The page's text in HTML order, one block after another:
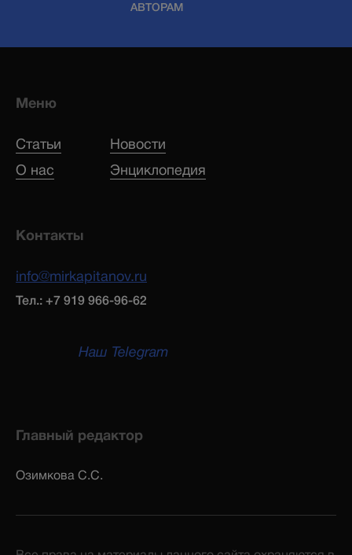
АВТОРАМ
Меню
Статьи
Новости
О нас
Энциклопедия
Контакты
info@mirkapitanov.ru
Тел.: +7 919 966-96-62
Наш Telegram
Главный редактор
Озимкова С.С.